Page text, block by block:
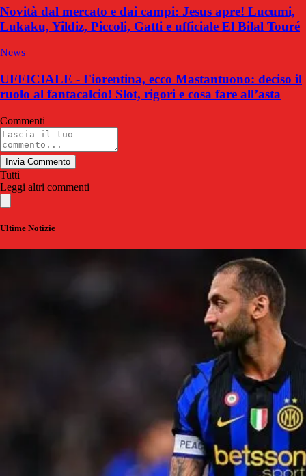
Novità dal mercato e dai campi: Jesus apre! Lucumi,
Lukaku, Yildiz, Piccoli, Gatti e ufficiale El Bilal Touré
News
UFFICIALE - Fiorentina, ecco Mastantuono: deciso il
ruolo al fantacalcio! Slot, rigori e cosa fare all’asta
Commenti
Invia Commento
Tutti
Leggi altri commenti
Ultime Notizie